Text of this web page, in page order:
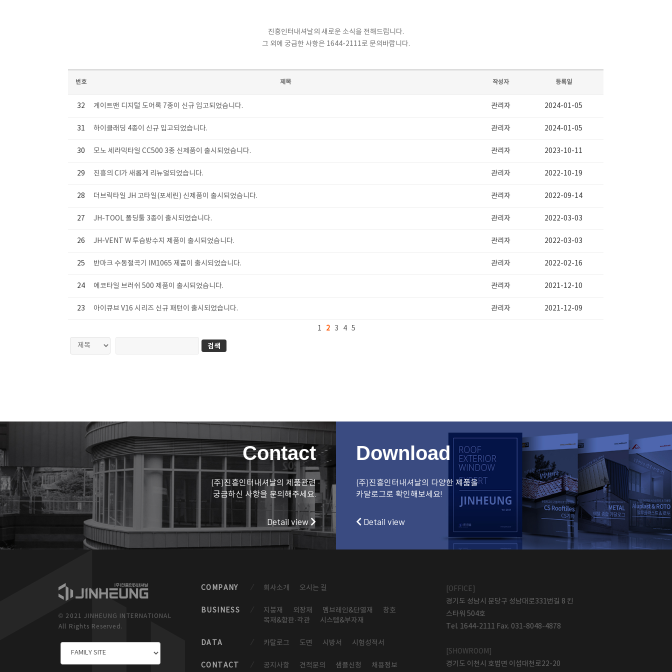
진흥인터내셔날의 새로운 소식을 전해드립니다.
그 외에 궁금한 사항은 1644-2111로 문의바랍니다.
번호 제목 작성자 등록일
32 게이트맨 디지털 도어록 7종이 신규 입고되었습니다. 관리자 2024-01-05
31 하이클래딩 4종이 신규 입고되었습니다. 관리자 2024-01-05
30 모노 세라믹타일 CC500 3종 신제품이 출시되었습니다. 관리자 2023-10-11
29 진흥의 CI가 새롭게 리뉴얼되었습니다. 관리자 2022-10-19
28 더브릭타일 JH 고타일(포세린) 신제품이 출시되었습니다. 관리자 2022-09-14
27 JH-TOOL 폴딩툴 3종이 출시되었습니다. 관리자 2022-03-03
26 JH-VENT W 투습방수지 제품이 출시되었습니다. 관리자 2022-03-03
25 반마크 수동절곡기 IM1065 제품이 출시되었습니다. 관리자 2022-02-16
24 에코타일 브러쉬 500 제품이 출시되었습니다. 관리자 2021-12-10
23 아이큐브 V16 시리즈 신규 패턴이 출시되었습니다. 관리자 2021-12-09
1 2 3 4 5
Contact
(주)진흥인터내셔날의 제품관련
궁금하신 사항을 문의해주세요.
Detail view
Download
(주)진흥인터내셔날의 다양한 제품을
카달로그로 확인해보세요!
Detail view
© 2021 JINHEUNG INTERNATIONAL
All Rights Reserved.
COMPANY 회사소개 오시는 길
BUSINESS 지붕재 외장재 멤브레인&단열재
창호
목재&합판·각관
시스템&부자재
DATA 카탈로그 도면 시방서 시험성적서
CONTACT 공지사항 견적문의 샘플신청 채용정보
[OFFICE]
경기도 성남시 분당구 성남대로331번길 8 킨
스타워 504호
Tel. 1644-2111 Fax. 031-8048-4878
[SHOWROOM]
경기도 이천시 호법면 이섭대천로22-20